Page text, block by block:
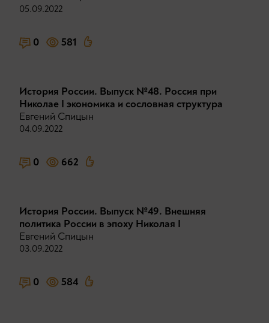
05.09.2022
0 581
История России. Выпуск №48. Россия при
Николае I экономика и сословная структура
Евгений Спицын
04.09.2022
0 662
История России. Выпуск №49. Внешняя
политика России в эпоху Николая I
Евгений Спицын
03.09.2022
0 584